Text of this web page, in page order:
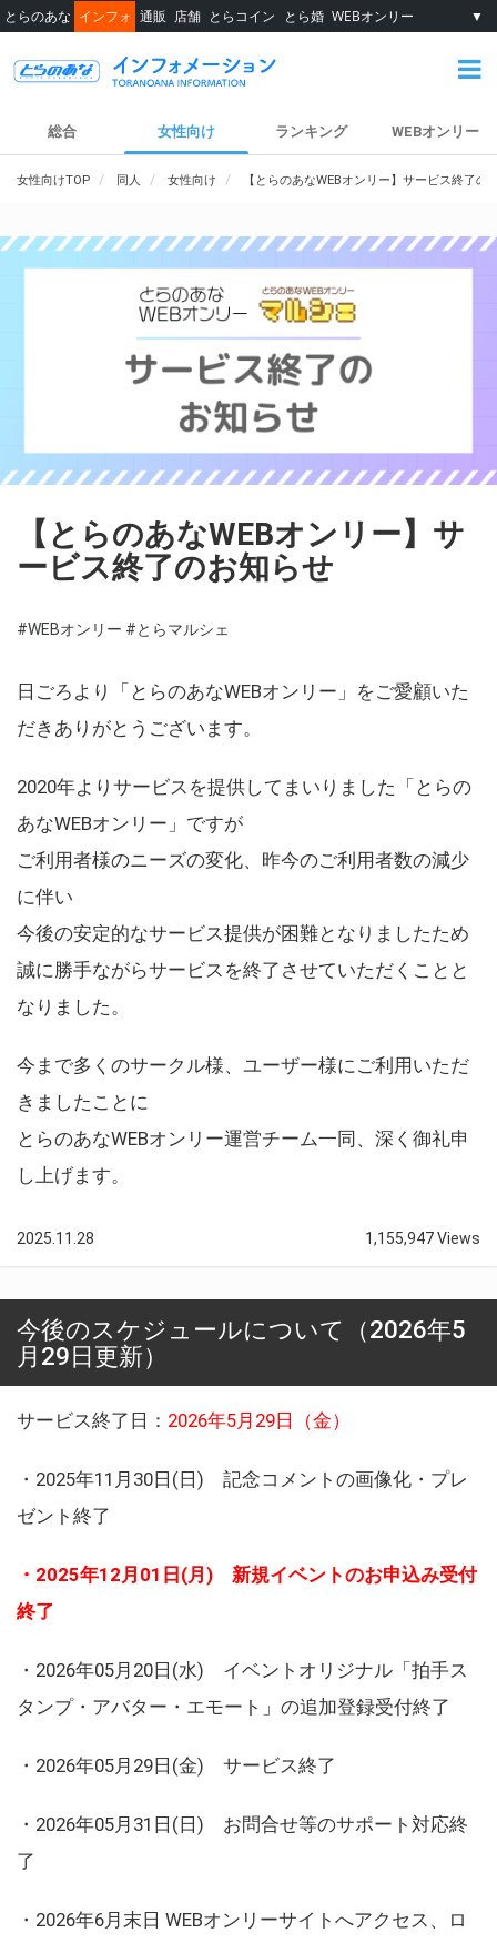
とらのあな インフォ 通販 店舗 とらコイン とら婚 WEBオンリー ▼
総合 女性向け ランキング WEBオンリー
女性向けTOP 同人 女性向け 【とらのあなWEBオンリー】サービス終了の
【とらのあなWEBオンリー】サ
ービス終了のお知らせ
#WEBオンリー #とらマルシェ
日ごろより「とらのあなWEBオンリー」をご愛顧いた
だきありがとうございます。
2020年よりサービスを提供してまいりました「とらの
あなWEBオンリー」ですが
ご利用者様のニーズの変化、昨今のご利用者数の減少
に伴い
今後の安定的なサービス提供が困難となりましたため
誠に勝手ながらサービスを終了させていただくことと
なりました。
今まで多くのサークル様、ユーザー様にご利用いただ
きましたことに
とらのあなWEBオンリー運営チーム一同、深く御礼申
し上げます。
2025.11.28 1,155,947 Views
今後のスケジュールについて（2026年5
月29日更新）
サービス終了日： 2026年5月29日（金）
・2025年11月30日(日) 記念コメントの画像化・プレ
ゼント終了
・2025年12月01日(月) 新規イベントのお申込み受付
終了
・2026年05月20日(水) イベントオリジナル「拍手ス
タンプ・アバター・エモート」の追加登録受付終了
・2026年05月29日(金) サービス終了
・2026年05月31日(日) お問合せ等のサポート対応終
了
・2026年6月末日 WEBオンリーサイトへアクセス、ロ